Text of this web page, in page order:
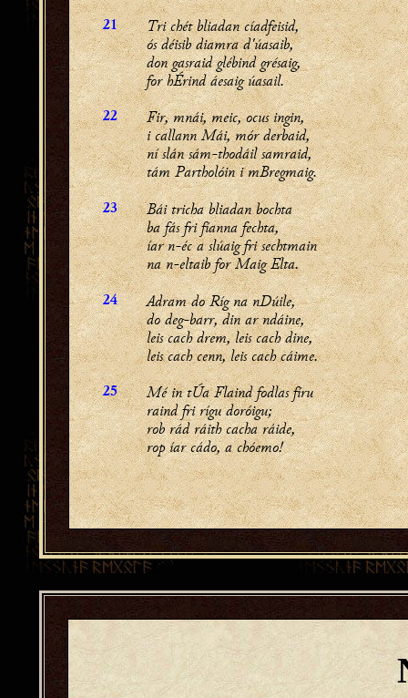
21
Tri chét bliadan cíadfeisid,
ós déisib diamra d'úasaib,
don gasraid glébind grésaig,
for hÉrind áesaig úasail.
22
Fir, mnái, meic, ocus ingin,
i callann Mái, mór derbaid,
ní slán sám-thodáil samraid,
tám Partholóin i mBregmaig.
23
Bái tricha bliadan bochta
ba fás fri fíanna fechta,
íar n-éc a slúaig fri sechtmain
na n-eltaib for Maig Elta.
24
Adram do Ríg na nDúile,
do deg-barr, din ar ndáine,
leis cach drem, leis cach dine,
leis cach cenn, leis cach cáime.
25
Mé in tÚa Flaind fodlas fíru
raind fri rígu doróigu;
rob rád ráith cacha ráide,
rop íar cádo, a chóemo!